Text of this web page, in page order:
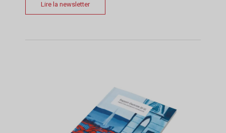
Lire la newsletter